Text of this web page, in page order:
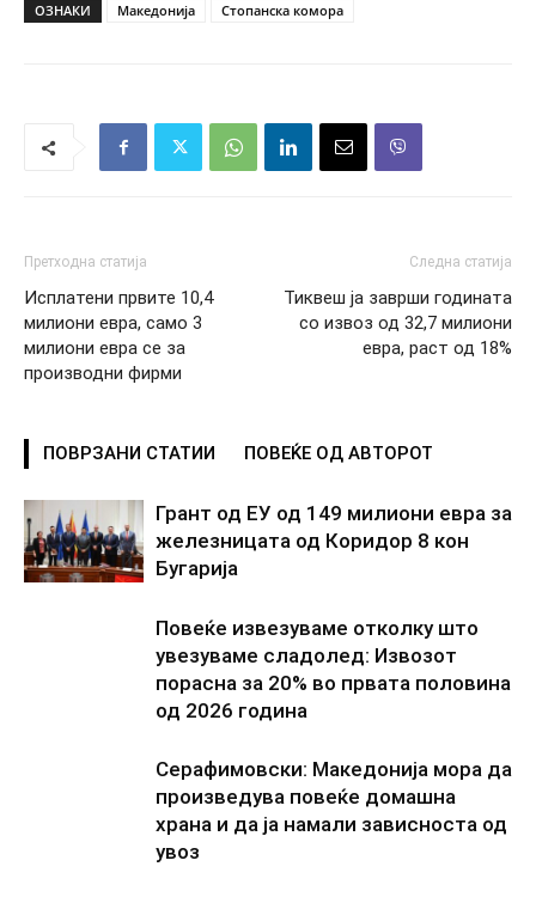
ОЗНАКИ Македонија Стопанска комора
Претходна статија
Исплатени првите 10,4
милиони евра, само 3
милиони евра се за
производни фирми
Следна статија
Тиквеш ја заврши годината
со извоз од 32,7 милиони
евра, раст од 18%
ПОВРЗАНИ СТАТИИ ПОВЕЌЕ ОД АВТОРОТ
Грант од ЕУ од 149 милиони евра за
железницата од Коридор 8 кон
Бугарија
Повеќе извезуваме отколку што
увезуваме сладолед: Извозот
порасна за 20% во првата половина
од 2026 година
Серафимовски: Македонија мора да
произведува повеќе домашна
храна и да ја намали зависноста од
увоз